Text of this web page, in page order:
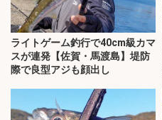
ライトゲーム釣行で40cm級カマ
スが連発【佐賀・馬渡島】堤防
際で良型アジも顔出し